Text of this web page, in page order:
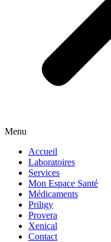
Menu
Accueil
Laboratoires
Services
Mon Espace Santé
Médicaments
Priligy
Provera
Xenical
Contact